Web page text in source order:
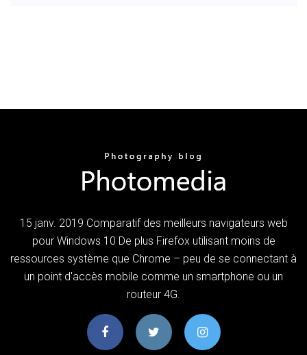
15 janv. 2019 Comparatif des meilleurs navigateurs web
pour Windows 10 De plus Firefox utilisant moins de
ressources système que Chrome – peu de se connectant à
un point d'accès mobile comme un smartphone ou un
routeur 4G.